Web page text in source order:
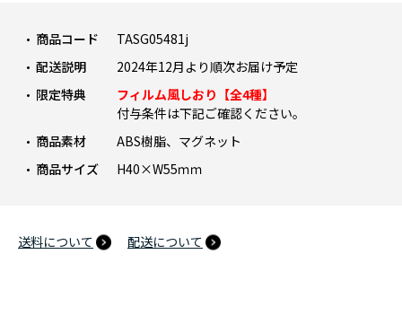
商品コード
TASG05481j
配送説明
2024年12月より順次お届け予定
限定特典
フィルム風しおり【全4種】
付与条件は下記ご確認ください。
商品素材
ABS樹脂、マグネット
商品サイズ
H40×W55ｍｍ
送料について 配送について